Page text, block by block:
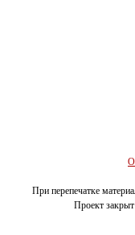
О
При перепечатке
Проект закрыт